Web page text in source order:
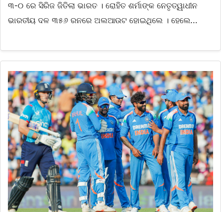
୩-୦ ରେ ସିରିଜ ଜିତିଲା ଭାରତ । ରୋହିତ ଶର୍ମାଙ୍କ ନେତୃତ୍ୱାଧୀନ
ଭାରତୀୟ ଦଳ ୩୫୬ ରନରେ ଅଲଆଉଟ ହୋଇଥିଲେ । ହେଲେ…